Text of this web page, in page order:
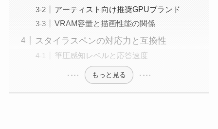
アーティスト向け推奨GPUブランド
VRAM容量と描画性能の関係
スタイラスペンの対応力と互換性
筆圧感知レベルと応答速度
もっと見る